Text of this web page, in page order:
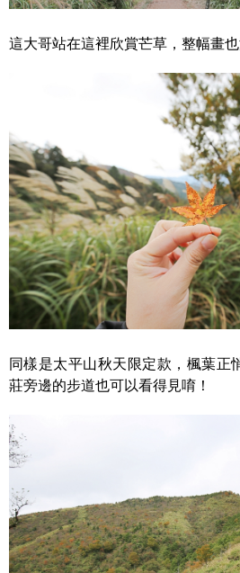
這大哥站在這裡欣賞芒草，整幅畫
同樣是太平山秋天限定款，楓葉正
莊旁邊的步道也可以看得見唷！